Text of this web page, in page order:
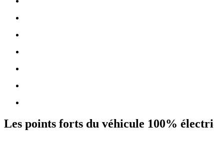
Les points forts du véhicule 100%